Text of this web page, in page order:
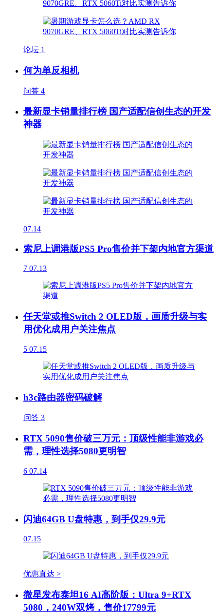
论坛 1
何为单反相机
问答 4
最新显卡销量排行榜 国产适配信创生态的开发
神器
07.14
索尼上调港版PS5 Pro售价并下架内地官方渠道
7 07.13
任天堂或推Switch 2 OLED版，画质升级与实
用优化成用户关注焦点
5 07.15
h3c路由器密码破解
问答 3
RTX 5090售价破三万元：顶级性能非游戏必
需，理性选择5080更明智
6 07.14
闪迪64GB U盘特惠，到手仅29.9元
07.15
优惠直达 >
微星发布泰坦16 AI高阶版：Ultra 9+RTX
5080，240W双烤，售价17799元